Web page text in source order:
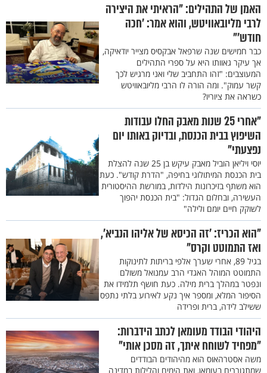
האמן של התהילים: "הראיתי את היצירה
לרבי מליובאוויטש, והוא אמר: 'חכה
חודש'"
כבר חמישים שנה שרפאל אבקסיס מצייר יודאיקה,
אך עיקר גאוותו היא על ספרי התהילים
המעוצבים: "זהו התחביב שלי ואני מרגיש לכך
קשר עמוק". ומה הורה לו הרבי מליובאוויטש
כשראה את ציוריו?
"אחרי 25 שנות מאבק החלו עבודות
השיפוץ בבית הכנסת, ובדיוק באותו יום
נפצעתי"
יוסי ויליאן הוביל מאבק עיקש בן 25 שנה להצלת
בית הכנסת המיתולוגי בחיפה, "הדרת קודש". כעת
הוא משתף בזיכרונות הילדות, במורשת ההיסטורית
העשירה, ובחלום הגדול: "בית הכנסת יהפוך
לשוקק חיים יומם ולילה"
"הוא הכריז: 'זה הכיסא של אליהו הנביא',
ואז התמוטט וקרס"
בגיל 89, אחרי שערך אלפי בריתות לתינוקות
התמוטט המוהל האגדי הרב עמנואל משולם
ונפטר במהלך ברית מילה. כעת חושף תלמידו את
הסיפור המלא, ומספר איך נקע לאירוע בלתי נתפס
ששילב לידה, ברית ופרידה
היהודי הבודד מעומאן לכתב הידברות:
"מפחיד לשוחח איתך, זה מסכן אותי"
משה אסטרהאוס הוא מהיהודים הבודדים
שמתגוררים בעומאן, ואת הימים והלילות במדינה